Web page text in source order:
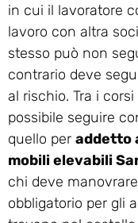
in cui il lavoratore
lavoro con altra
stesso può non
contrario deve
al rischio. Tra i
possibile seguire
quello per addetto
mobili elevabili
chi deve
obbligatorio per gli